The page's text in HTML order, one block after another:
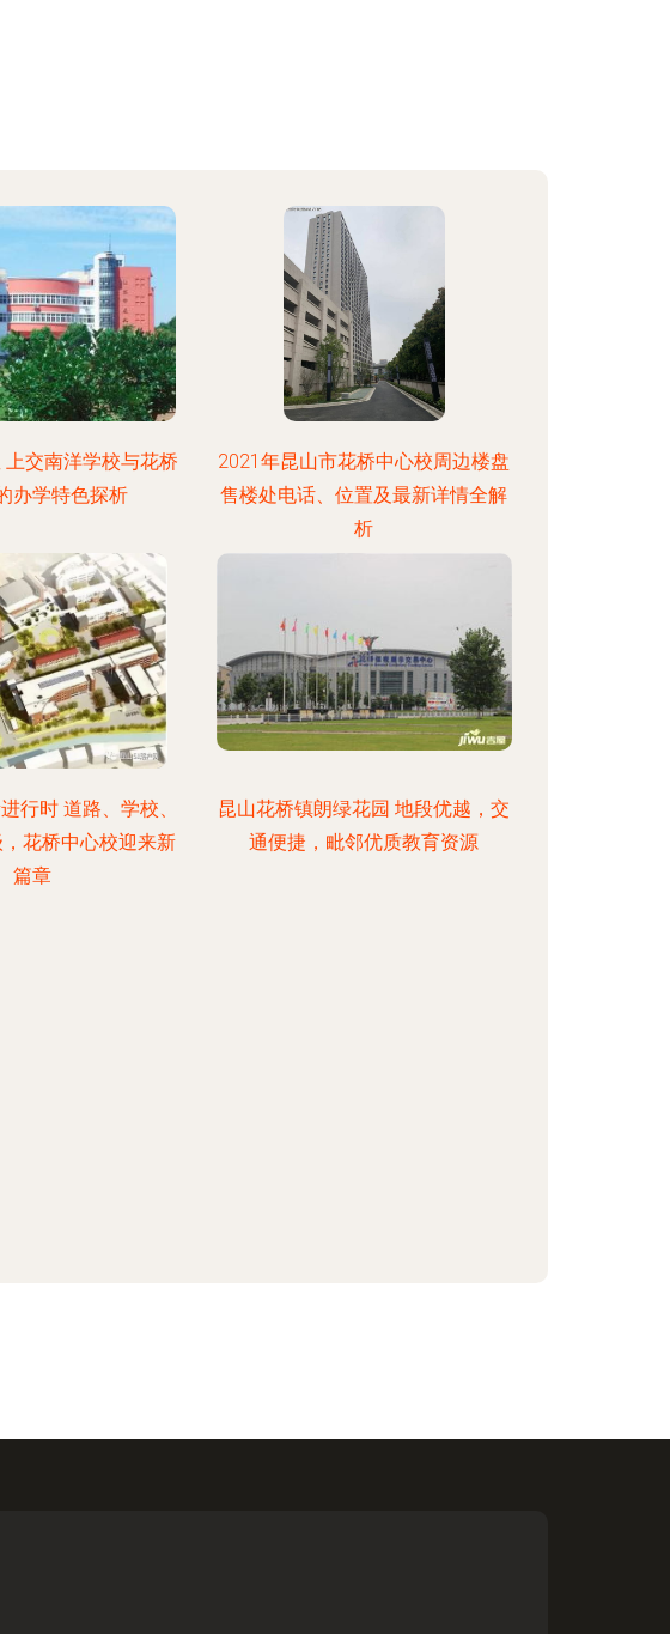
上交南洋学校与花桥
办学特色探析
2021年昆山市花桥中心校周边楼盘
售楼处电话、位置及最新详情全解
析
行时 道路、学校、
花桥中心校迎来新
篇章
昆山花桥镇朗绿花园 地段优越，交
通便捷，毗邻优质教育资源